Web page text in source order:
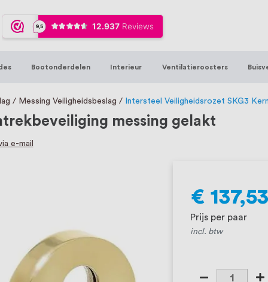
20 jaar ervaring in RVS producten
en bouwbeslag. In onze webshop
produceren, geheel volgens jouw
we geloven dat een goede relatie
Bootonderdelen Interieur Ventilatieroosters
Messing Veiligheidsbeslag Intersteel Veiligheidsrozet SKG3
messing gelakt
e-mail
€ 137,53
Prijs per paar
incl. btw